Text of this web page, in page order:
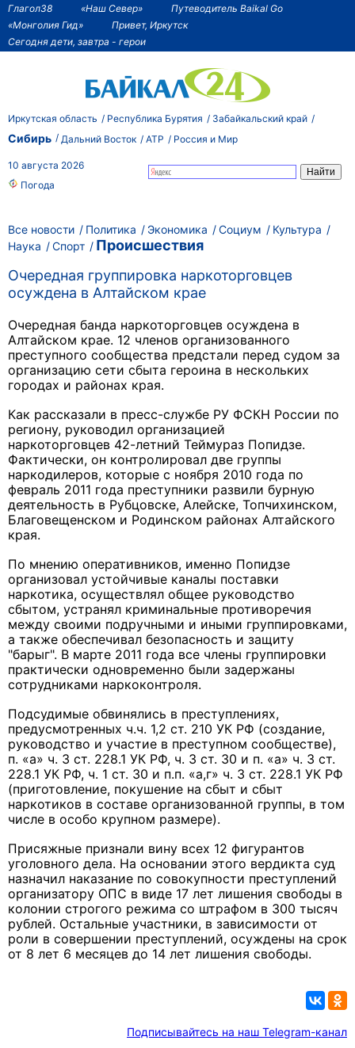
Глагол38 «Наш Север»
Путеводитель Baikal Go
«Монголия Гид»
Привет, Иркутск
Сегодня дети, завтра - герои
Иркутская область Республика Бурятия Забайкальский край
Сибирь Дальний Восток АТР Россия и Мир
10 августа 2026
Погода
Все новости Политика Экономика Социум
Культура
Наука
Спорт
Происшествия
Очередная группировка наркоторговцев
осуждена в Алтайском крае
Очередная банда наркоторговцев осуждена в
Алтайском крае. 12 членов организованного
преступного сообщества предстали перед судом за
организацию сети сбыта героина в нескольких
городах и районах края.
Как рассказали в пресс-службе РУ ФСКН России по
региону, руководил организацией
наркоторговцев 42-летний Теймураз Попидзе.
Фактически, он контролировал две группы
наркодилеров, которые с ноября 2010 года по
февраль 2011 года преступники развили бурную
деятельность в Рубцовске, Алейске, Топчихинском,
Благовещенском и Родинском районах Алтайского
края.
По мнению оперативников, именно Попидзе
организовал устойчивые каналы поставки
наркотика, осуществлял общее руководство
сбытом, устранял криминальные противоречия
между своими подручными и иными группировками,
а также обеспечивал безопасность и защиту
"барыг". В марте 2011 года все члены группировки
практически одновременно были задержаны
сотрудниками наркоконтроля.
Подсудимые обвинялись в преступлениях,
предусмотренных ч.ч. 1,2 ст. 210 УК РФ (создание,
руководство и участие в преступном сообществе),
п. «а» ч. 3 ст. 228.1 УК РФ, ч. 3 ст. 30 и п. «а» ч. 3 ст.
228.1 УК РФ, ч. 1 ст. 30 и п.п. «а,г» ч. 3 ст. 228.1 УК РФ
(приготовление, покушение на сбыт и сбыт
наркотиков в составе организованной группы, в том
числе в особо крупном размере).
Присяжные признали вину всех 12 фигурантов
уголовного дела. На основании этого вердикта суд
назначил наказание по совокупности преступлений
организатору ОПС в виде 17 лет лишения свободы в
колонии строгого режима со штрафом в 300 тысяч
рублей. Остальные участники, в зависимости от
роли в совершении преступлений, осуждены на срок
от 8 лет 6 месяцев до 14 лет лишения свободы.
Подписывайтесь на наш Telegram-канал